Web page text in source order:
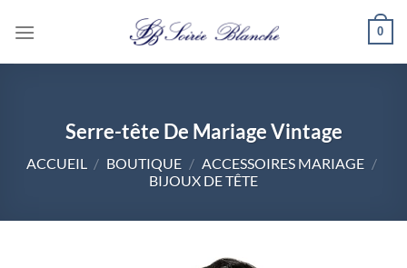
0
Serre-tête De Mariage Vintage
ACCUEIL / BOUTIQUE / ACCESSOIRES MARIAGE /
BIJOUX DE TÊTE